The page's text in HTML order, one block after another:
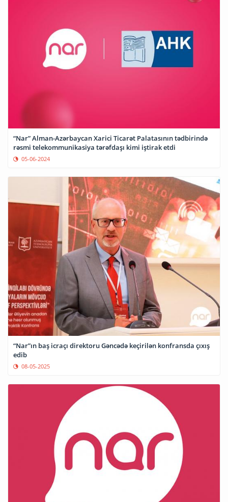
“Nar” Alman-Azərbaycan Xarici Ticarət Palatasının tədbirində
rəsmi telekommunikasiya tərəfdaşı kimi iştirak etdi
05-06-2024
“Nar”ın baş icraçı direktoru Gəncədə keçirilən konfransda çıxış
edib
08-05-2025